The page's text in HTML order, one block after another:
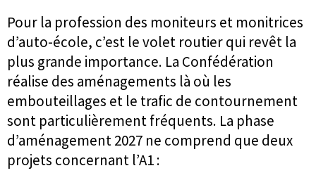
Pour la profession des moniteurs et monitrices
d’auto-école, c’est le volet routier qui revêt la
plus grande importance. La Confédération
réalise des aménagements là où les
embouteillages et le trafic de contournement
sont particulièrement fréquents. La phase
d’aménagement 2027 ne comprend que deux
projets concernant l’A1 :